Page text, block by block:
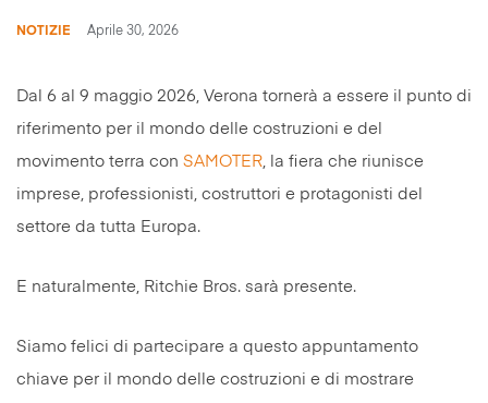
NOTIZIE Aprile 30, 2026
Dal 6 al 9 maggio 2026, Verona tornerà a essere il punto di
riferimento per il mondo delle costruzioni e del
movimento terra con SAMOTER, la fiera che riunisce
imprese, professionisti, costruttori e protagonisti del
settore da tutta Europa.
E naturalmente, Ritchie Bros. sarà presente.
Siamo felici di partecipare a questo appuntamento
chiave per il mondo delle costruzioni e di mostrare